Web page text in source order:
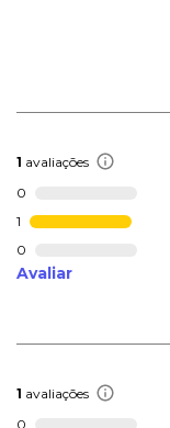
1 avaliações
0
1
0
Avaliar
1 avaliações
0